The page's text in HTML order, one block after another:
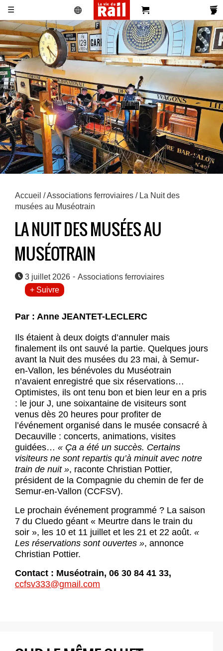
Actualités
Histoire
Associations
Magazines
Vidéos
Partenaires
Pro
Pub
&
Annonces
Newsletters
S'abonner
Se
réabonner
☰
Accueil /Associations ferroviaires / La Nuit des
musées au Muséotrain
LA NUIT DES MUSÉES AU
MUSÉOTRAIN
3 juillet 2026 - Associations ferroviaires
+ Suivre
Par : Anne JEANTET-LECLERC
Ils étaient à deux doigts d’annuler mais
finalement ils ont sauvé la partie. Quelques jours
avant la Nuit des musées du 23 mai, à Semur-
en-Vallon, les bénévoles du Muséotrain
n’avaient enregistré que six réservations…
Optimistes, ils ont tenu bon et bien leur en a pris
: le jour J, une soixantaine de visiteurs sont
venus dès 20 heures pour profiter de
l’événement organisé dans le musée consacré à
Decauville : concerts, animations, visites
guidées… « Ça a été un succès. Certains
visiteurs ne sont repartis qu’à minuit avec notre
train de nuit », raconte Christian Pottier,
président de la Compagnie du chemin de fer de
Semur-en-Vallon (CCFSV).
Le prochain événement programmé ? La saison
7 du Cluedo géant « Meurtre dans le train du
soir », les 10 et 11 juillet et les 21 et 22 août. «
Les réservations sont ouvertes », annonce
Christian Pottier.
Contact : Muséotrain, 06 30 84 41 33,
ccfsv333@gmail.com